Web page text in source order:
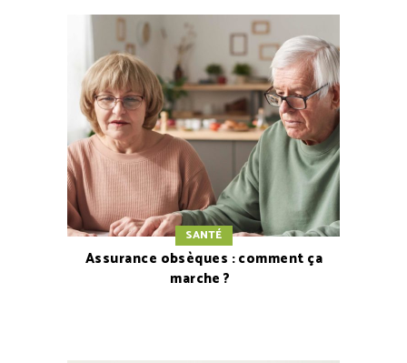
SANTÉ
Assurance obsèques : comment ça
marche ?